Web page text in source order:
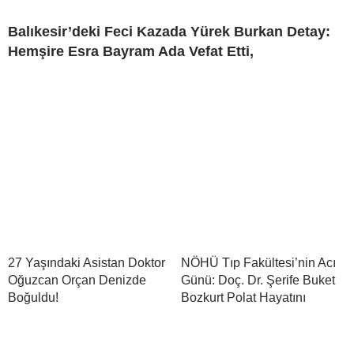
Balıkesir’deki Feci Kazada Yürek Burkan Detay:
Hemşire Esra Bayram Ada Vefat Etti,
27 Yaşındaki Asistan Doktor
Oğuzcan Orçan Denizde
Boğuldu!
NÖHÜ Tıp Fakültesi’nin Acı
Günü: Doç. Dr. Şerife Buket
Bozkurt Polat Hayatını